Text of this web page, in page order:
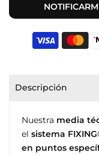
Descripción
Nuestra media
el sistema
en puntos